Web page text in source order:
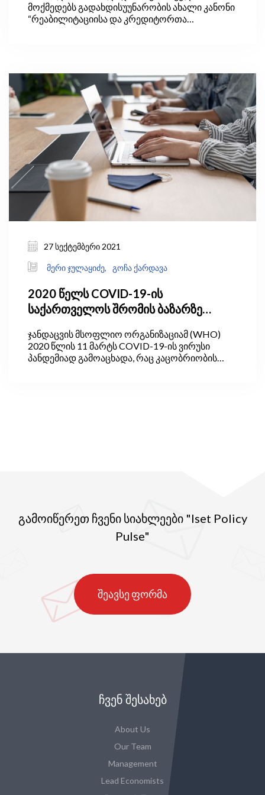
მოქმედებს გადახდისუუნარობის ახალი კანონი
“რეაბილიტაციისა და კრედიტორთა
ახერხებს, მას აქვს შესაძლებლობა, ახალ
საკანონმდებლო ინსტრუმენტებზე
დაყრდნობით ეფექტიანად დაარეგულიროს
კრედიტორებთან ურთიერთობა – მოახერხოს
რეაბილიტაცია და სიცოცხლისუნარიანი
დაუბრუნდეს ბაზარს ან, შესაბამის შემთხვევაში,
გაკოტრდეს და გავიდეს ბაზრიდან.
27 სექტემბერი 2021
მერი ჯულაყიძე, გოჩა ქარდავა
2020 წელს COVID-19-ის
საქართველოს შრომის ბაზარზე
ჯანდაცვის მსოფლიო ორგანიზაციამ (WHO)
2020 წლის 11 მარტს COVID-19-ის ვირუსი
პანდემიად გამოაცხადა, რაც კაცობრიობის
გამოიწერეთ ჩვენი სიახლეები "Iset Policy
Pulse"
შეავსე ფორმა
ᲩᲕᲔᲜ ᲨᲔᲡᲐᲮᲔᲑ
About Us
Our Team
Management
Lead Economists